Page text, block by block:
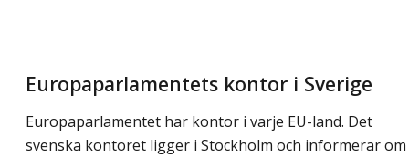
Europaparlamentets kontor i Sverige
Europaparlamentet har kontor i varje EU-land. Det
svenska kontoret ligger i Stockholm och informerar om